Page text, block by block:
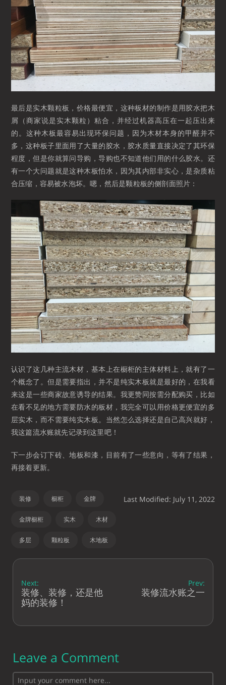
最后是实木颗粒板，价格最便宜，这种板材的制作是用胶水把木
屑（商家说是实木颗粒）粘合，并经过机器高压在一起压出来
的。这种木板最容易出现环保问题，因为木材本身的甲醛并不
多，这种板子里面用了大量的胶水，胶水质量直接决定了其环保
程度，但是你就算问导购，导购也不知道他们用的什么胶水。还
有一个大问题就是这种木板怕水，因为其内部非实心，是杂质粘
合压缩，容易被水泡坏。嗯，然后是颗粒板的侧剖面照片：
认识了这几种主流木材，基本上在橱柜的主体材料上，就有了一
个概念了。但是需要指出，并不是纯实木板就是最好的，在我看
来这是一些商家故意诱导的结果。我更赞同按需分配购买，比如
在看不见的地方需要防水的板材，我完全可以用价格更便宜的多
层实木，而不需要纯实木板。当然怎么选择还是自己高兴就好，
我这篇流水账就先记录到这里吧！
下一步会订下砖、地板和漆，目前有了一些意向，等有了结果，
再接着更新。
装修 橱柜 金牌
金牌橱柜 实木 木材
多层 颗粒板 木地板
Last Modified: July 11, 2022
Next:
装修、装修，还是他
妈的装修！
Prev:
装修流水账之一
Leave a Comment